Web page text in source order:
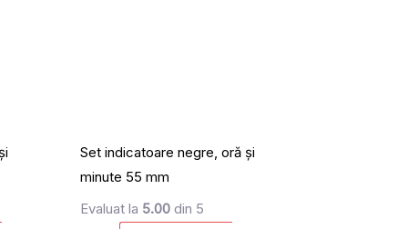
Set indicatoare negre, oră și
minute 55 mm
Evaluat la 5.00din 5
în